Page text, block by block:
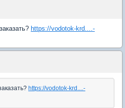
https://vodotok-krd....-
https://vodotok-krd....-